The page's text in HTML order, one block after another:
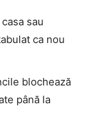
sau
ca nou
blochează
până la